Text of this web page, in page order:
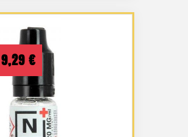
9,29 € Plage
de
prix :
8,99 €